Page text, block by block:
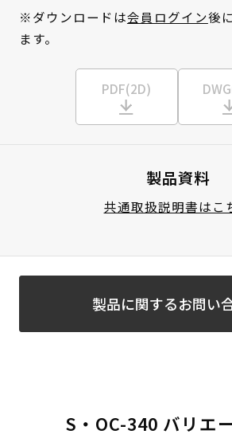
※ダウンロードは会員ログイン後
ます。
PDF(2D)
製品資料
共通取扱説明書はこ
製品に関するお問い
S・OC-340 バリエ